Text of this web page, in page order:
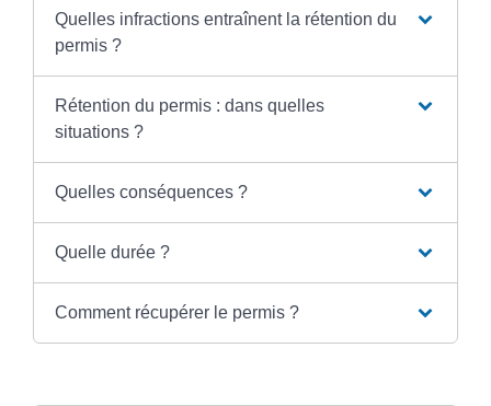
Quelles infractions entraînent la rétention du
permis ?
Rétention du permis : dans quelles
situations ?
Quelles conséquences ?
Quelle durée ?
Comment récupérer le permis ?